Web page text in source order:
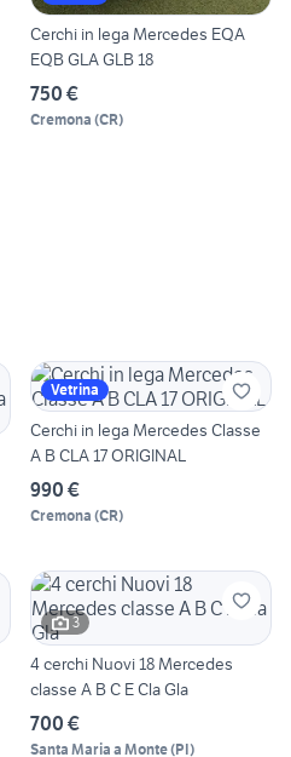
Cerchi in lega Mercedes EQA
EQB GLA GLB 18
750 €
Cremona (CR)
Vetrina
Cerchi in lega Mercedes Classe
A B CLA 17 ORIGINAL
990 €
Cremona (CR)
3
4 cerchi Nuovi 18 Mercedes
classe A B C E Cla Gla
700 €
Santa Maria a Monte(PI)